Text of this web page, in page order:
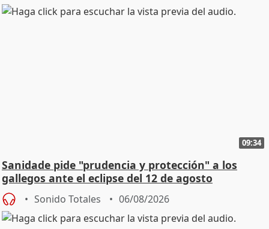
09:34
Sanidade pide "prudencia y protección" a los
gallegos ante el eclipse del 12 de agosto
Sonido Totales 06/08/2026